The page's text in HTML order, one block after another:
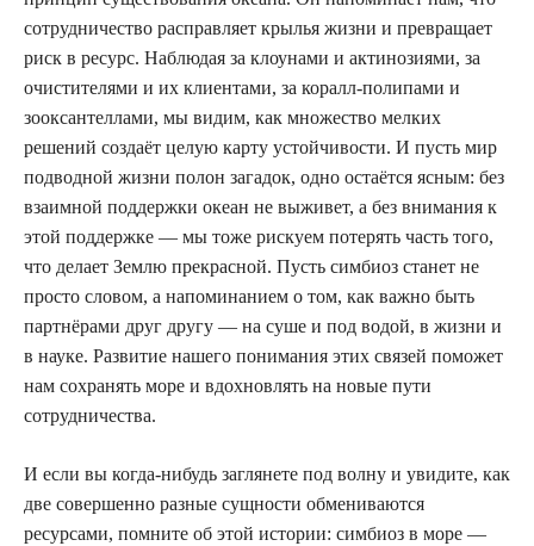
сотрудничество расправляет крылья жизни и превращает
риск в ресурс. Наблюдая за клоунами и актинозиями, за
очистителями и их клиентами, за коралл-полипами и
зооксантеллами, мы видим, как множество мелких
решений создаёт целую карту устойчивости. И пусть мир
подводной жизни полон загадок, одно остаётся ясным: без
взаимной поддержки океан не выживет, а без внимания к
этой поддержке — мы тоже рискуем потерять часть того,
что делает Землю прекрасной. Пусть симбиоз станет не
просто словом, а напоминанием о том, как важно быть
партнёрами друг другу — на суше и под водой, в жизни и
в науке. Развитие нашего понимания этих связей поможет
нам сохранять море и вдохновлять на новые пути
сотрудничества.
И если вы когда-нибудь заглянете под волну и увидите, как
две совершенно разные сущности обмениваются
ресурсами, помните об этой истории: симбиоз в море —